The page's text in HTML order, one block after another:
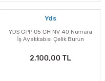
Yds
YDS GPP 05 GH NV 40 Numara
İş Ayakkabısı Çelik Burun
2.100,00 TL